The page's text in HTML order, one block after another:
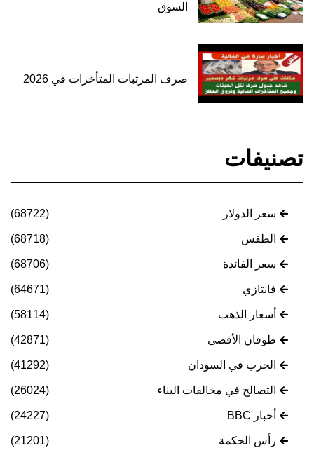
السوق
صرف المرتبات المتأخرات في 2026
تصنيفات
سعر الدولار (68722)
الطقس (68718)
سعر الفائدة (68706)
فانتازي (64671)
أسعار الذهب (58114)
طوفان الأقصى (42871)
الحرب في السودان (41292)
التصالح في مخالفات البناء (26024)
أخبار BBC (24227)
رأس الحكمة (21201)